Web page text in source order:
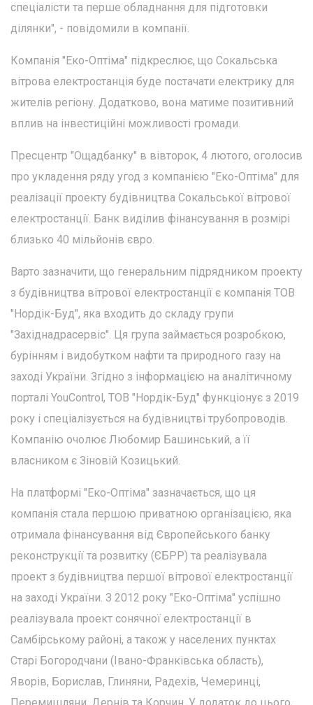
спеціалісти та перше обладнання для підготовки
ділянки", - повідомили в компанії.
Компанія "Еко-Оптіма" підкреслює, що Сокальська
вітрова електростанція буде постачати електрику для
жителів регіону. Додатково, вона матиме позитивний
вплив на інвестиційні можливості громади.
Пресцентр "Ощадбанку" в вівторок, 4 лютого, оголосив
про укладення ряду угод з компанією "Еко-Оптіма" для
реалізації проекту будівництва Сокальської вітрової
електростанції. Банк виділив фінансування в розмірі
близько 40 мільйонів євро.
Варто зазначити, що генеральним підрядником проекту
з будівництва вітрової електростанції є компанія ТОВ
"Нордік-Буд", яка входить до складу групи
"Західнадрасервіс". Ця група займається розробкою,
бурінням і видобутком нафти та природного газу на
заході України. Згідно з інформацією на аналітичному
порталі YouControl, ТОВ "Нордік-Буд" функціонує з 2019
року і спеціалізується на будівництві трубопроводів.
Компанію очолює Любомир Башинський, а її
власником є Зіновій Козицький.
На платформі "Еко-Оптіма" зазначається, що ця
компанія стала першою приватною організацією, яка
отримала фінансування від Європейського банку
реконструкції та розвитку (ЄБРР) та реалізувала
проект з будівництва першої вітрової електростанції
на заході України. З 2012 року "Еко-Оптіма" успішно
реалізувала проект сонячної електростанції в
Самбірському районі, а також у населених пунктах
Старі Богородчани (Івано-Франківська область),
Яворів, Борислав, Глиняни, Радехів, Чемеринці,